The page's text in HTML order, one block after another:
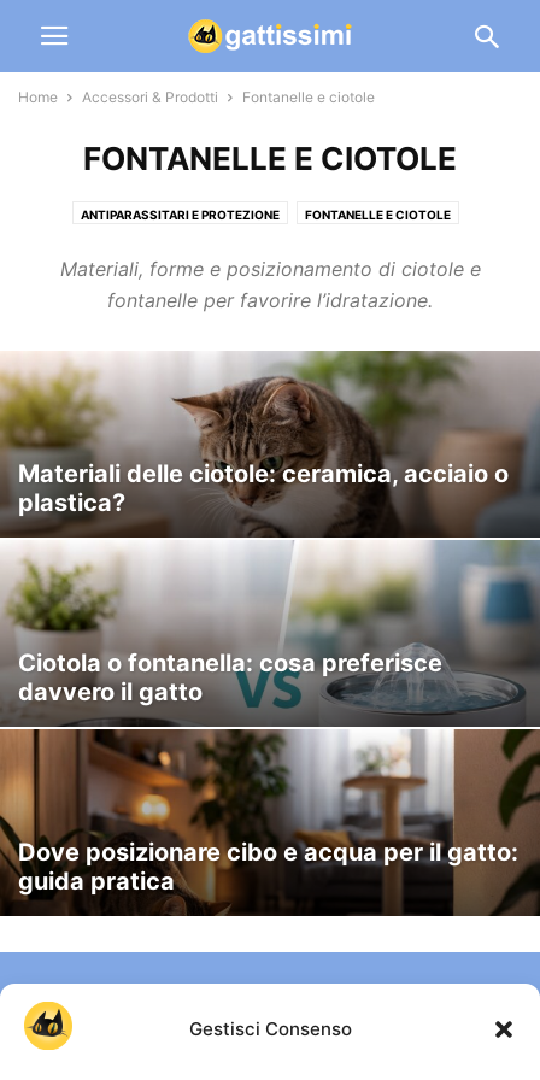
Gestisci Consenso
Home Accessori & Prodotti Fontanelle e ciotole
FONTANELLE E CIOTOLE
ANTIPARASSITARI E PROTEZIONE FONTANELLE E CIOTOLE
TRASPORTINI E ACCESSORI VIAGGIO
Materiali, forme e posizionamento di ciotole e
fontanelle per favorire l’idratazione.
Materiali delle ciotole: ceramica, acciaio o
plastica?
Ciotola o fontanella: cosa preferisce
davvero il gatto
Dove posizionare cibo e acqua per il gatto:
guida pratica